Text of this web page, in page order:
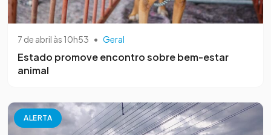
7 de abril às 10h53 • Geral
Estado promove encontro sobre bem-estar
animal
ALERTA